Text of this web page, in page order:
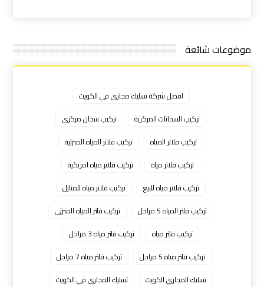
موضوعات شائعة
افضل شركة تسليك مجاري في الكويت
تركيب السخانات المركزية
تركيب سخان مركزي
تركيب فلاتر المياه
تركيب فلاتر المياه المنزلية
تركيب فلاتر مياه
تركيب فلاتر مياه امريكيه
تركيب فلاتر مياه للبيع
تركيب فلاتر مياه للمنازل
تركيب فلتر المياه 5 مراحل
تركيب فلتر المياه المنزلي
تركيب فلتر مياه
تركيب فلتر مياه 3 مراحل
تركيب فلتر مياه 5 مراحل
تركيب فلتر مياه 7 مراحل
تسليك المجاري الكويت
تسليك المجاري في الكويت